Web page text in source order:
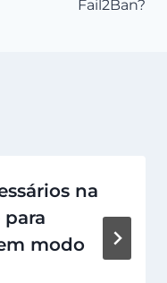
Fail2Ban?
na
modo